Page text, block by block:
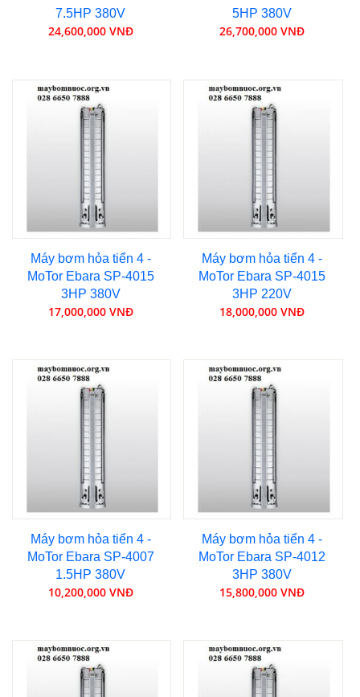
7.5HP 380V
24,600,000 VNĐ
5HP 380V
26,700,000 VNĐ
Máy bơm hỏa tiển 4 -
MoTor Ebara SP-4015
3HP 380V
17,000,000 VNĐ
Máy bơm hỏa tiển 4 -
MoTor Ebara SP-4015
3HP 220V
18,000,000 VNĐ
Máy bơm hỏa tiển 4 -
MoTor Ebara SP-4007
1.5HP 380V
10,200,000 VNĐ
Máy bơm hỏa tiển 4 -
MoTor Ebara SP-4012
3HP 380V
15,800,000 VNĐ